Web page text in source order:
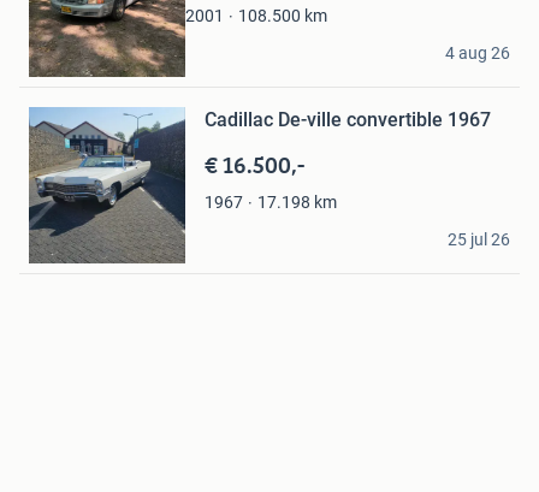
Favorieten
2001 108.500 km
Marvin
IJhorst
4 aug 26
in
Mijn
Favorieten
Cadillac De-ville convertible 1967
€ 16.500,-
1967 17.198 km
RH-Cars
Apeldoorn
25 jul 26